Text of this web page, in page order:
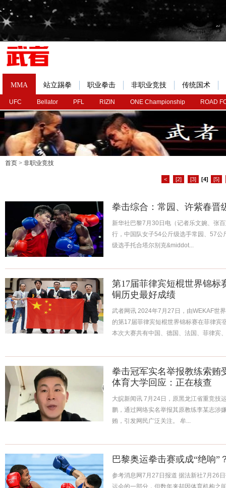
MMA
UFC Bellator PFL RIZIN ONE Championship ROAD
站立踢拳 职业拳击 非职业竞技 传统国术
首页 > 非职业竞技
< [2] [3] [4] [5]
拳击综合：常园、许紫春晋
新华社巴黎7月30日电（记者乐文婉、张
行，中国队女子54公斤级选手常园、57
级选手托合塔尔别克&middot...
第17届菲律宾短棍世界锦标
铜历史最好成绩
武者网讯 2024年7月27日，由WEKAF世
的第17届菲律宾短棍世界锦标赛在菲律宾
本次大赛共有中国、德国、法国、菲律宾
拳击冠军实名举报教练索贿
体育大学回应：正在核查
大皖新闻讯 7月24日，原黑龙江省重竞技
鹏，通过网络实名举报其原教练李某志涉
贿，引发网民广泛关注。 牟...
巴黎奥运拳击赛或成“绝响”
参考消息网7月27日报道 据法新社7月26
运会的一部分，但数年来却因体育机构之